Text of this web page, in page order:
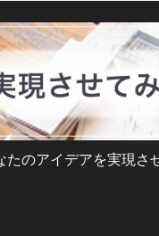
たのアイデアを実現さ